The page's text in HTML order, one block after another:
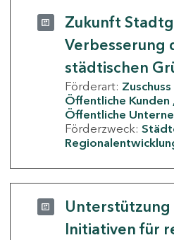
Zukunft
Verbesserung
städtischen
Förderart: Zuschuss
Öffentliche Kunden
Öffentliche
Förderzweck:
Initiativen für